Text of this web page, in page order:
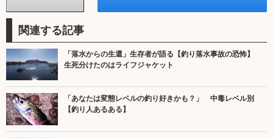
関連する記事
「落水からの生還」生存者が語る【釣り落水事故の恐怖】
生死分けたのはライフジャケット
「あなたは変態レベルの釣り好きかも？」 中毒レベル別
【釣り人あるある】